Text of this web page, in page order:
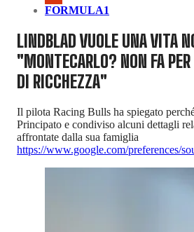
FORMULA1
LINDBLAD VUOLE UNA VITA
"MONTECARLO? NON FA
DI RICCHEZZA"
Il pilota Racing Bulls ha spiegato
Principato e condiviso alcuni dettagli
affrontate dalla sua famiglia
https://www.google.com/preferences/